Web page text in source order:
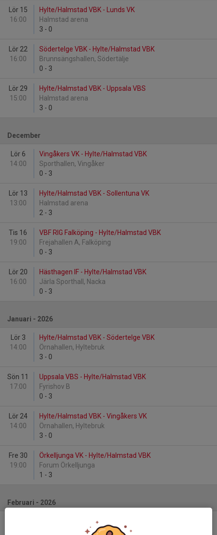
Lör 15
16:00
Hylte/Halmstad VBK - Lunds VK
Halmstad arena
3 - 0
Lör 22
16:00
Södertelge VBK - Hylte/Halmstad VBK
Brunnsängshallen, Södertälje
0 - 3
Lör 29
15:00
Hylte/Halmstad VBK - Uppsala VBS
Halmstad arena
3 - 0
December
Lör 6
14:00
Vingåkers VK - Hylte/Halmstad VBK
Sporthallen, Vingåker
0 - 3
Lör 13
13:00
Hylte/Halmstad VBK - Sollentuna VK
Halmstad arena
2 - 3
Tis 16
19:00
VBF RIG Falköping - Hylte/Halmstad VBK
Frejahallen A, Falköping
0 - 3
Lör 20
16:00
Hästhagen IF - Hylte/Halmstad VBK
Järla Sporthall, Nacka
0 - 3
Januari - 2026
Lör 3
14:00
Hylte/Halmstad VBK - Södertelge VBK
Örnahallen, Hyltebruk
3 - 0
Sön 11
17:00
Uppsala VBS - Hylte/Halmstad VBK
Fyrishov B
0 - 3
Lör 24
14:00
Hylte/Halmstad VBK - Vingåkers VK
Örnahallen, Hyltebruk
3 - 0
Fre 30
19:00
Örkelljunga VK - Hylte/Halmstad VBK
Forum Örkelljunga
1 - 3
Februari - 2026
Floby VK - Hylte/Halmstad VBK
Floby Sporthall